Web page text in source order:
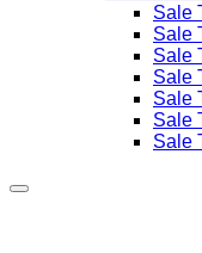
Sale
Sale
Sale
Sale
Sale
Sale
Sale